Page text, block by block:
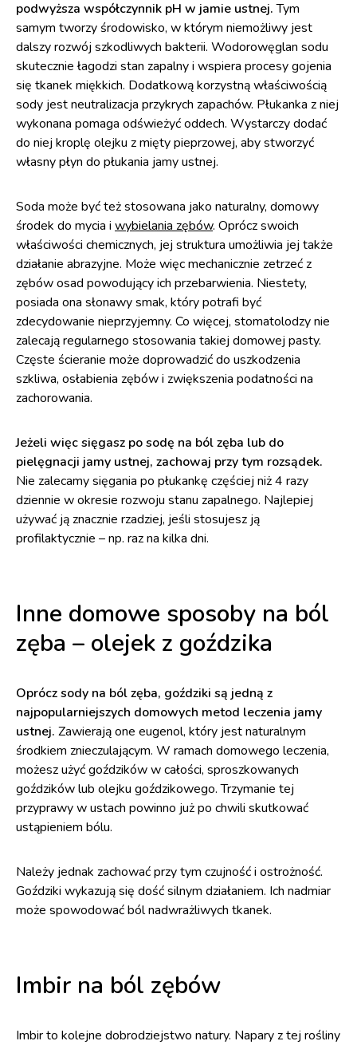
podwyższa współczynnik pH w jamie ustnej.Tym
samym tworzy środowisko, w którym niemożliwy jest
dalszy rozwój szkodliwych bakterii. Wodorowęglan sodu
skutecznie łagodzi stan zapalny i wspiera procesy gojenia
się tkanek miękkich. Dodatkową korzystną właściwością
sody jest neutralizacja przykrych zapachów. Płukanka z niej
wykonana pomaga odświeżyć oddech. Wystarczy dodać
do niej kroplę olejku z mięty pieprzowej, aby stworzyć
własny płyn do płukania jamy ustnej.
Soda może być też stosowana jako naturalny, domowy
środek do mycia i wybielania zębów. Oprócz swoich
właściwości chemicznych, jej struktura umożliwia jej także
działanie abrazyjne. Może więc mechanicznie zetrzeć z
zębów osad powodujący ich przebarwienia. Niestety,
posiada ona słonawy smak, który potrafi być
zdecydowanie nieprzyjemny. Co więcej, stomatolodzy nie
zalecają regularnego stosowania takiej domowej pasty.
Częste ścieranie może doprowadzić do uszkodzenia
szkliwa, osłabienia zębów i zwiększenia podatności na
zachorowania.
Jeżeli więc sięgasz po sodę na ból zęba lub do
pielęgnacji jamy ustnej, zachowaj przy tym rozsądek.
Nie zalecamy sięgania po płukankę częściej niż 4 razy
dziennie w okresie rozwoju stanu zapalnego. Najlepiej
używać ją znacznie rzadziej, jeśli stosujesz ją
profilaktycznie – np. raz na kilka dni.
Inne domowe sposoby na ból
zęba – olejek z goździka
Oprócz sody na ból zęba, goździki są jedną z
najpopularniejszych domowych metod leczenia jamy
ustnej. Zawierają one eugenol, który jest naturalnym
środkiem znieczulającym. W ramach domowego leczenia,
możesz użyć goździków w całości, sproszkowanych
goździków lub olejku goździkowego. Trzymanie tej
przyprawy w ustach powinno już po chwili skutkować
ustąpieniem bólu.
Należy jednak zachować przy tym czujność i ostrożność.
Goździki wykazują się dość silnym działaniem. Ich nadmiar
może spowodować ból nadwrażliwych tkanek.
Imbir na ból zębów
Imbir to kolejne dobrodziejstwo natury. Napary z tej rośliny